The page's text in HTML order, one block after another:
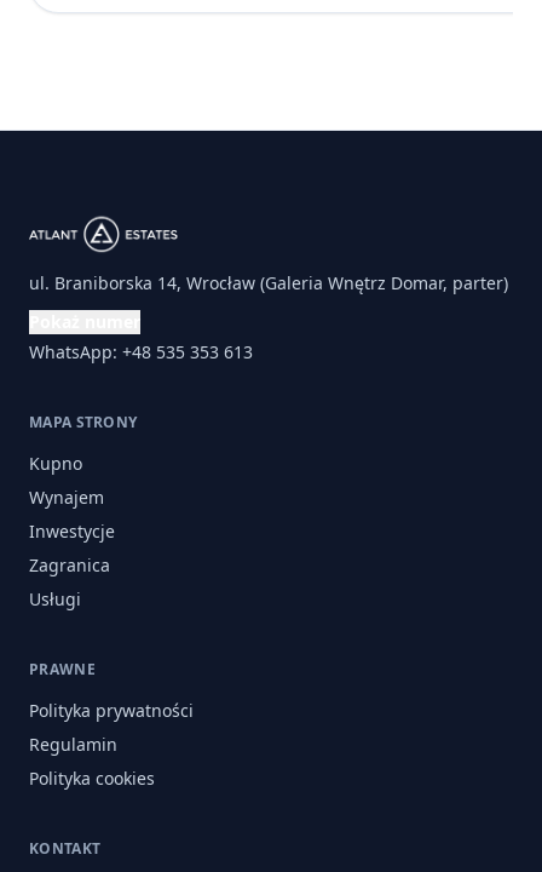
ul. Braniborska 14, Wrocław (Galeria Wnętrz Domar, parter)
WhatsApp: +48 535 353 613
MAPA STRONY
Kupno
Wynajem
Inwestycje
Zagranica
Usługi
PRAWNE
Polityka prywatności
Regulamin
Polityka cookies
KONTAKT